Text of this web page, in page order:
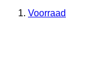
Voorraad